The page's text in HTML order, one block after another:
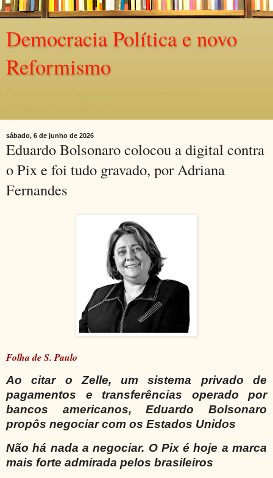
Democracia Política e novo
Reformismo
sábado, 6 de junho de 2026
Eduardo Bolsonaro colocou a digital contra
o Pix e foi tudo gravado, por Adriana
Fernandes
Folha de S. Paulo
Ao citar o Zelle, um sistema privado de
pagamentos e transferências operado por
bancos americanos, Eduardo Bolsonaro
propôs negociar com os Estados Unidos
Não há nada a negociar. O Pix é hoje a marca
mais forte admirada pelos brasileiros